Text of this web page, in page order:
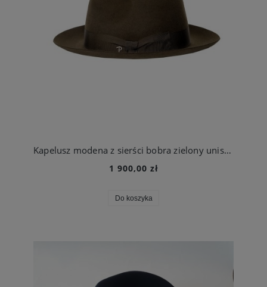
Kapelusz modena z sierści bobra zielony unisex | Panizza
1 900,00 zł
Do koszyka